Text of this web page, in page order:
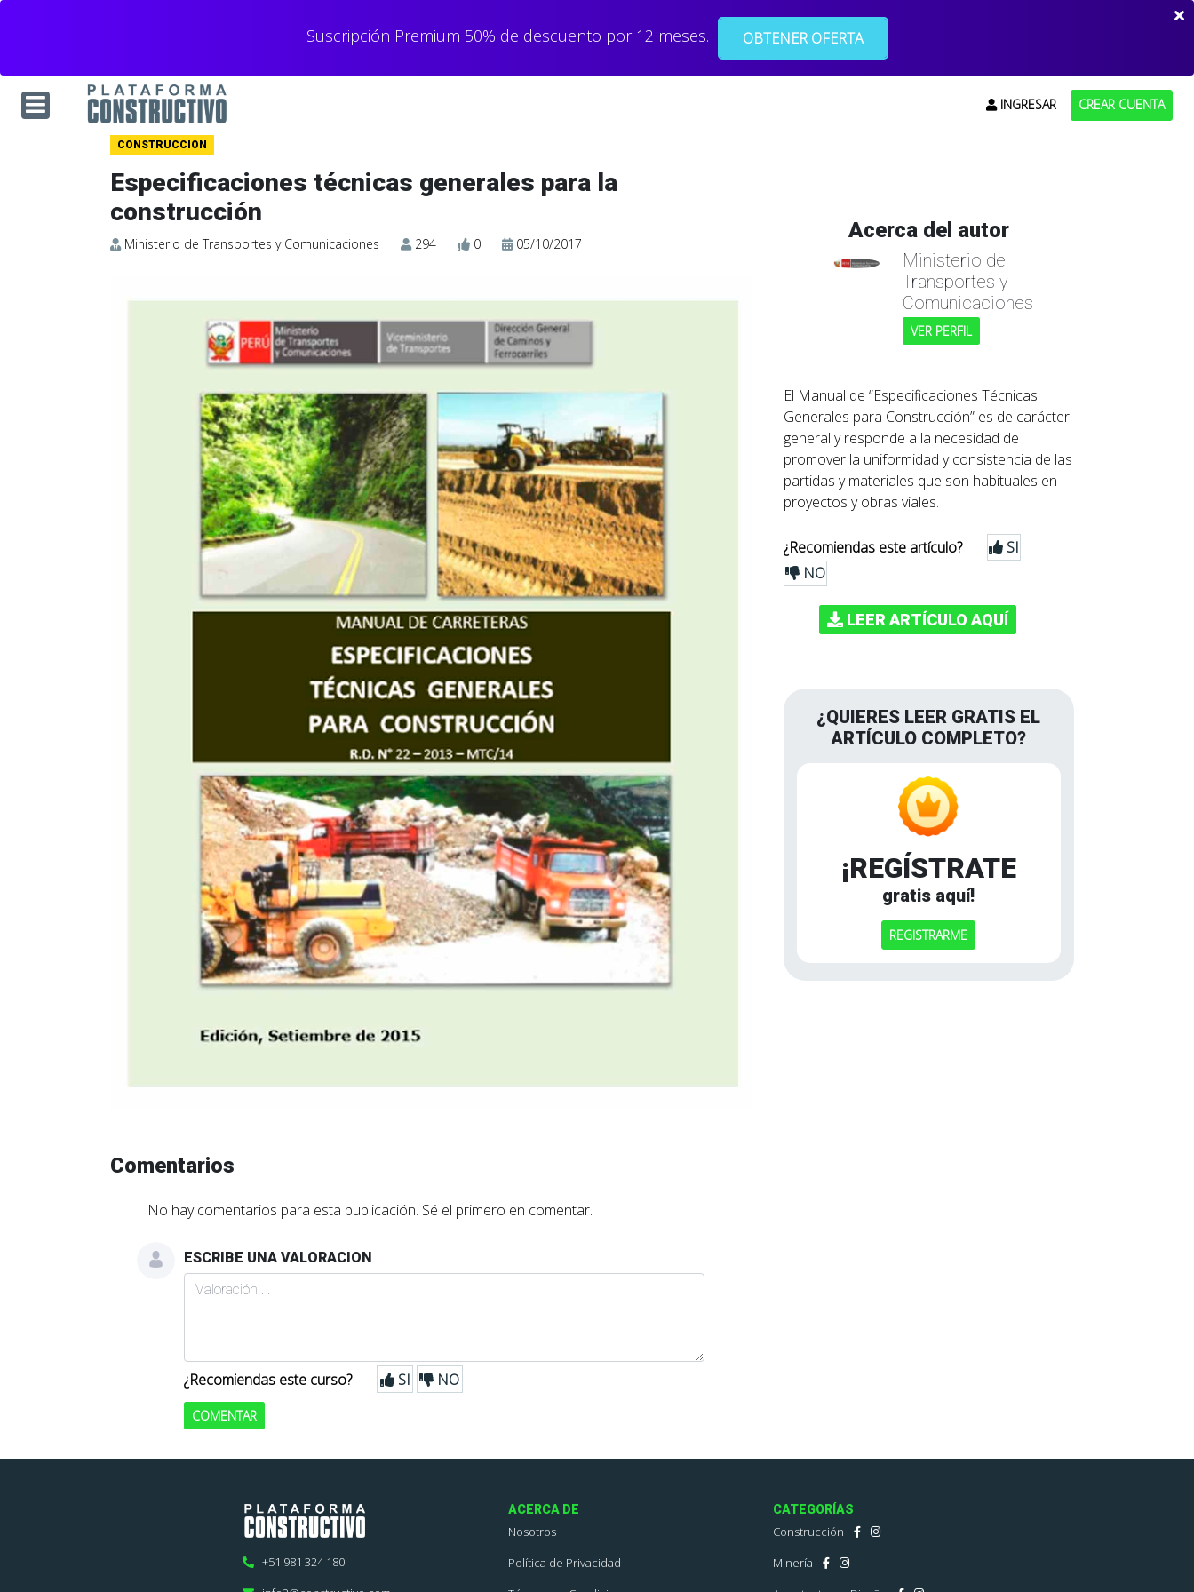
Suscripción Premium 50% de descuento por 12 meses. OBTENER OFERTA
INGRESAR CREAR CUENTA
CONSTRUCCION
Especificaciones técnicas generales para la
construcción
Ministerio de Transportes y Comunicaciones 294 0 05/10/2017
Comentarios
No hay comentarios para esta publicación. Sé el primero en comentar.
ESCRIBE UNA VALORACION
¿Recomiendas este curso? SI NO
COMENTAR
Acerca del autor
Ministerio de
Transportes y
Comunicaciones
VER PERFIL
El Manual de “Especificaciones Técnicas
Generales para Construcción” es de carácter
general y responde a la necesidad de
promover la uniformidad y consistencia de las
partidas y materiales que son habituales en
proyectos y obras viales.
¿Recomiendas este artículo?
SI
NO
LEER ARTÍCULO AQUÍ
¿QUIERES LEER GRATIS EL
ARTÍCULO COMPLETO?
¡REGÍSTRATE
gratis aquí!
REGISTRARME
+51 981 324 180
ACERCA DE
Nosotros
Política de Privacidad
CATEGORÍAS
Construcción
Minería